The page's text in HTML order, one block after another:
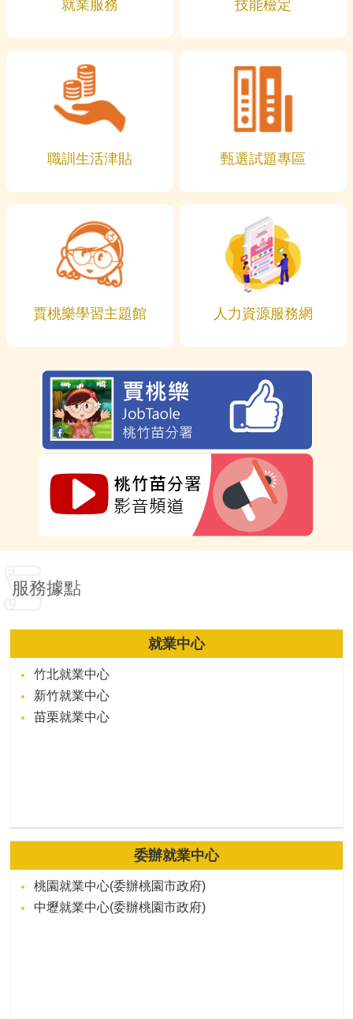
就業服務 技能檢定
職訓生活津貼 甄選試題專區
賈桃樂學習主題館 人力資源服務網
服務據點
就業中心
竹北就業中心
新竹就業中心
苗栗就業中心
委辦就業中心
桃園就業中心(委辦桃園市政府)
中壢就業中心(委辦桃園市政府)